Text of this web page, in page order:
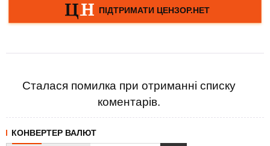
Сталася помилка при отриманні списку
коментарів.
КОНВЕРТЕР ВАЛЮТ